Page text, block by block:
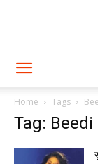
Home Tags
Tag: